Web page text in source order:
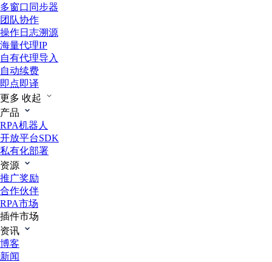
多窗口同步器
团队协作
操作日志溯源
海量代理IP
自有代理导入
自动续费
即点即译
更多 收起
产品
RPA机器人
开放平台SDK
私有化部署
资源
推广奖励
合作伙伴
RPA市场
插件市场
资讯
博客
新闻